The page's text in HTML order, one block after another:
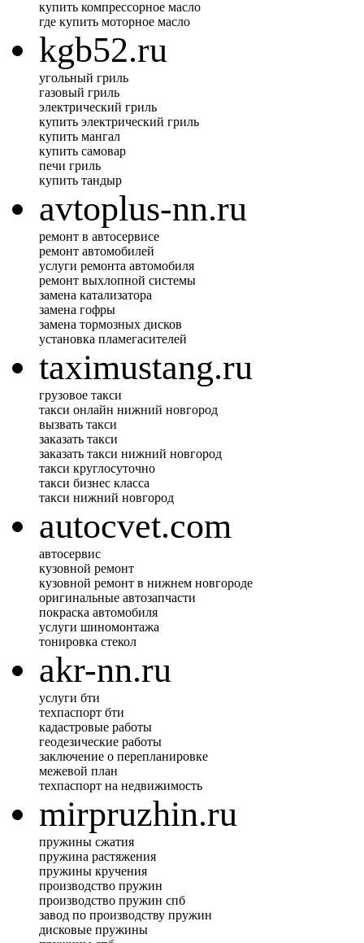
купить компрессорное масло
где купить моторное масло
kgb52.ru
угольный гриль
газовый гриль
электрический гриль
купить электрический гриль
купить мангал
купить самовар
печи гриль
купить тандыр
avtoplus-nn.ru
ремонт в автосервисе
ремонт автомобилей
услуги ремонта автомобиля
ремонт выхлопной системы
замена катализатора
замена гофры
замена тормозных дисков
установка пламегасителей
taximustang.ru
грузовое такси
такси онлайн нижний новгород
вызвать такси
заказать такси
заказать такси нижний новгород
такси круглосуточно
такси бизнес класса
такси нижний новгород
autocvet.com
автосервис
кузовной ремонт
кузовной ремонт в нижнем новгороде
оригинальные автозапчасти
покраска автомобиля
услуги шиномонтажа
тонировка стекол
akr-nn.ru
услуги бти
техпаспорт бти
кадастровые работы
геодезические работы
заключение о перепланировке
межевой план
техпаспорт на недвижимость
mirpruzhin.ru
пружины сжатия
пружина растяжения
пружины кручения
производство пружин
производство пружин спб
завод по производству пружин
дисковые пружины